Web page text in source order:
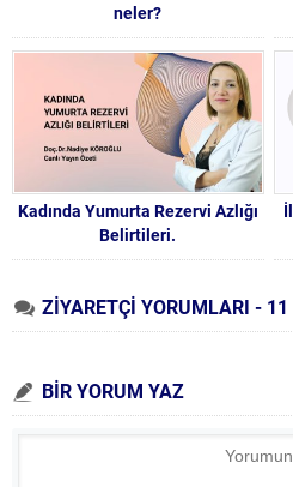
neler?
Kadında Yumurta Rezervi Azlığı
Belirtileri.
ZİYARETÇİ YORUMLARI - 11
BİR YORUM YAZ